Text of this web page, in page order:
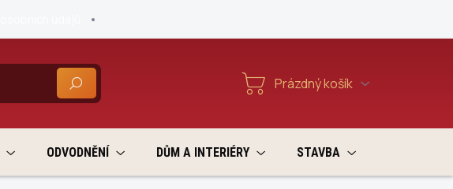
HLEDAT Nákupní
Prázdný košík
ODVODNĚNÍ DŮM A INTERIÉRY STAVBA